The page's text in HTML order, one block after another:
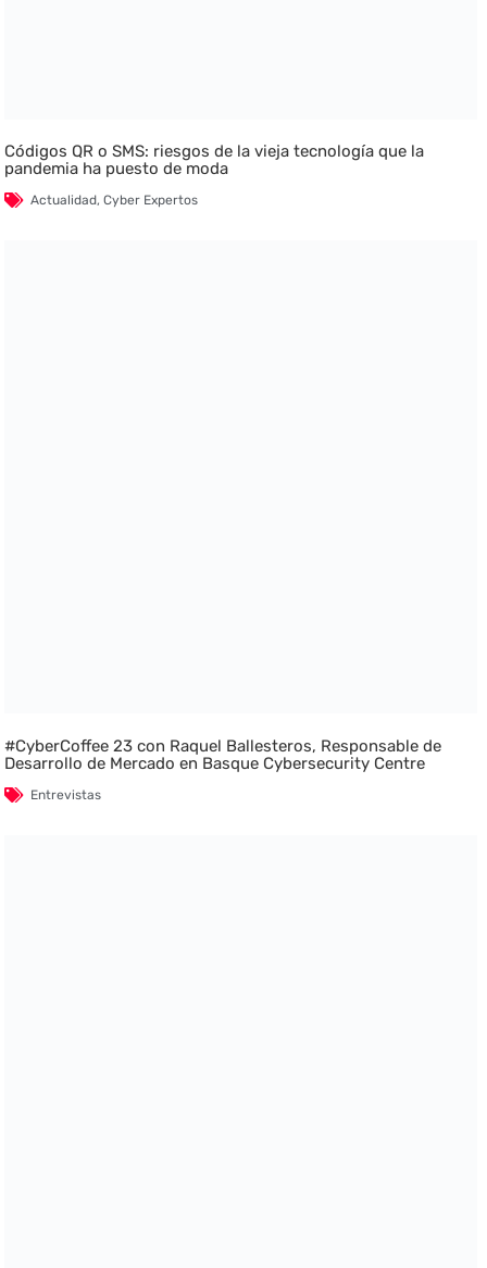
Códigos QR o SMS: riesgos de la vieja tecnología que la
pandemia ha puesto de moda
Actualidad,Cyber Expertos
#CyberCoffee 23 con Raquel Ballesteros, Responsable de
Desarrollo de Mercado en Basque Cybersecurity Centre
Entrevistas